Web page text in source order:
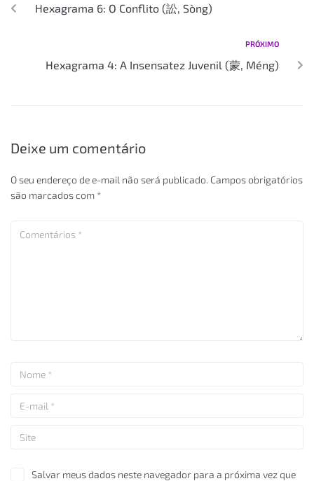
Hexagrama 6: O Conflito (訟, Sòng)
PRÓXIMO
Hexagrama 4: A Insensatez Juvenil (蒙, Méng)
Deixe um comentário
O seu endereço de e-mail não será publicado. Campos obrigatórios
são marcados com *
Salvar meus dados neste navegador para a próxima vez que